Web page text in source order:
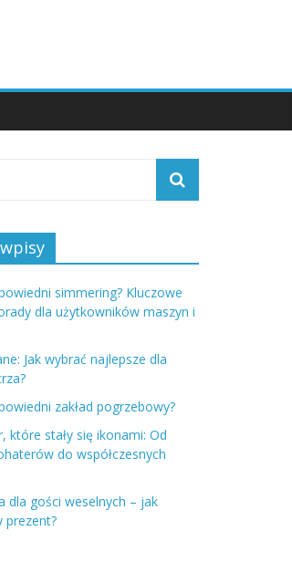
simmering? Kluczowe
dla użytkowników maszyn i
Jak wybrać najlepsze dla
zakład pogrzebowy?
które stały się ikonami: Od
do współczesnych
dla gości weselnych – jak
prezent?